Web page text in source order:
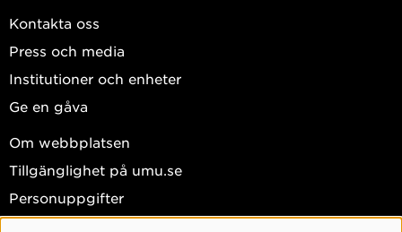
Kontakta oss
Press och media
Institutioner och enheter
Ge en gåva
Om webbplatsen
Tillgänglighet på umu.se
Personuppgifter